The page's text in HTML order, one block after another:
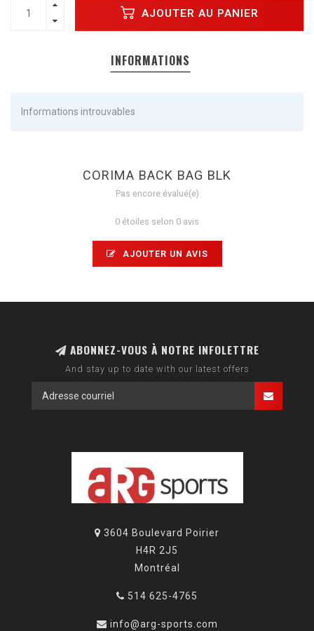
AJOUTER AU PANIER
INFORMATIONS
Informations introuvables
CORIMA BACK BAG BLK
Pas encore évalué(e)
0 étoiles selon 0 avis
AJOUTER UN AVIS
ABONNEZ-VOUS À NOTRE INFOLETTRE
And stay up to date with our latest offers
3604 Boulevard Poirier
H4R 2J5
Montréal
514 625-4765
info@arg-sports.com